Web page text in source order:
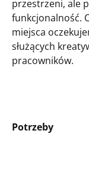
przestrzeni, ale
funkcjonalność.
miejsca
służących
pracowników.
Potrzeby